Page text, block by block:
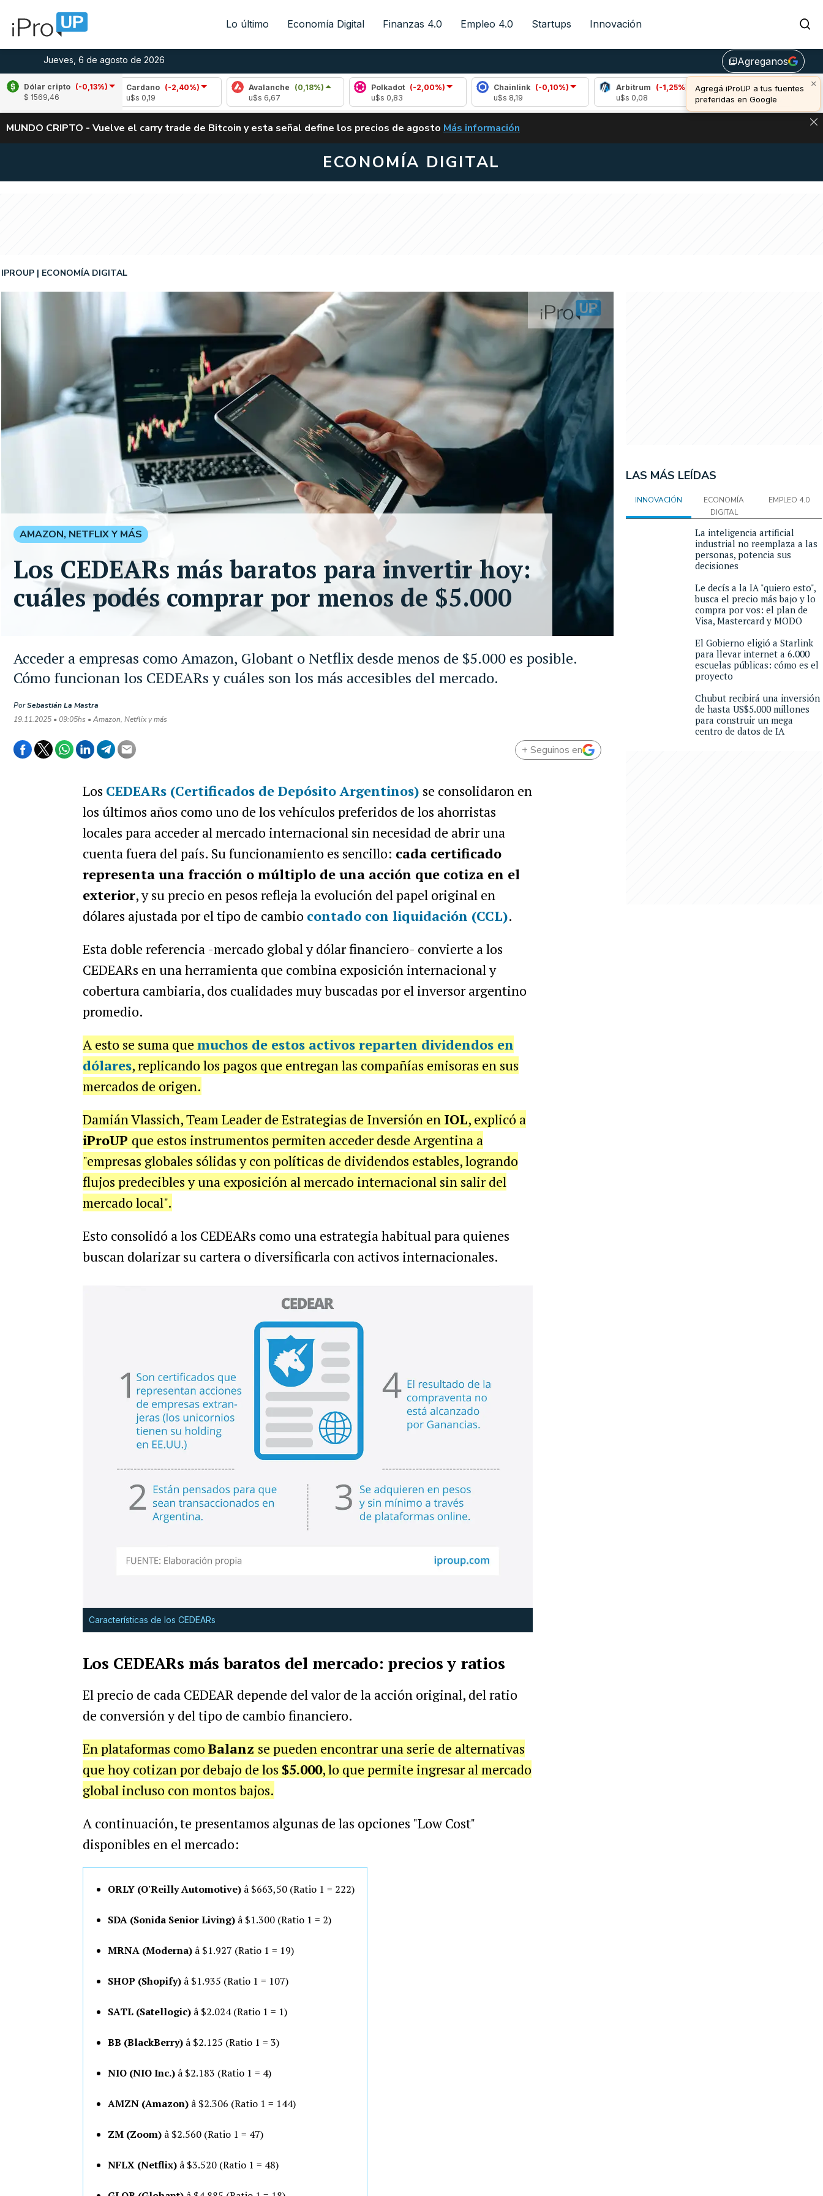
Lo último Economía Digital Finanzas 4.0 Empleo 4.0 Startups Innovación
Jueves, 6 de agosto de 2026 library_addAgreganos
×
Agregá iProUP a tus fuentes
preferidas en Google
Dólar cripto (-0,13%)
$ 1569,46
Cardano
(-2,40%)
Avalanche (0,18%)
Polkadot
(-2,00%)
Chainlink
(-0,10%)
Arbitrum
(-1,25%)
Bitcoin (1,00%)
u$s 64.833,00
ALERTA
MUNDO CRIPTO - Vuelve el carry trade de Bitcoin y esta señal define los precios de agosto VUELVE EL CARRY TRADE DE BITCOIN Y ESTA SEÑAL DEFINE LOS PRECIOS DE
Más información
ECONOMÍA DIGITAL
Acceder a empresas como Amazon, Globant o Netflix desde menos de $5.000 es posible.
Cómo funcionan los CEDEARs y cuáles son los más accesibles del mercado.
IPROUP ECONOMÍA DIGITAL
PorSebastián La Mastra
19.11.2025 • 09:05hs • Amazon, Netflix y más
AMAZON, NETFLIX Y MÁS
Los CEDEARs más baratos para invertir hoy:
cuáles podés comprar por menos de $5.000
+ Seguinos en
Los CEDEARs (Certificados de Depósito Argentinos) se consolidaron en
los últimos años como uno de los vehículos preferidos de los ahorristas
locales para acceder al mercado internacional sin necesidad de abrir una
cuenta fuera del país. Su funcionamiento es sencillo: cada certificado
representa una fracción o múltiplo de una acción que cotiza en el
exterior, y su precio en pesos refleja la evolución del papel original en
dólares ajustada por el tipo de cambio contado con liquidación (CCL).
Esta doble referencia -mercado global y dólar financiero- convierte a los
CEDEARs en una herramienta que combina exposición internacional y
cobertura cambiaria, dos cualidades muy buscadas por el inversor argentino
promedio.
A esto se suma que muchos de estos activos reparten dividendos en
dólares, replicando los pagos que entregan las compañías emisoras en sus
mercados de origen.
Damián Vlassich, Team Leader de Estrategias de Inversión en IOL, explicó a
iProUP que estos instrumentos permiten acceder desde Argentina a
"empresas globales sólidas y con políticas de dividendos estables, logrando
flujos predecibles y una exposición al mercado internacional sin salir del
mercado local".
Esto consolidó a los CEDEARs como una estrategia habitual para quienes
buscan dolarizar su cartera o diversificarla con activos internacionales.
Características de los CEDEARs
Los CEDEARs más baratos del mercado: precios y ratios
El precio de cada CEDEAR depende del valor de la acción original, del ratio
de conversión y del tipo de cambio financiero.
En plataformas como Balanz se pueden encontrar una serie de alternativas
que hoy cotizan por debajo de los $5.000, lo que permite ingresar al mercado
global incluso con montos bajos.
A continuación, te presentamos algunas de las opciones "Low Cost"
disponibles en el mercado:
ORLY (O'Reilly Automotive)â $663,50 (Ratio 1 = 222)
SDA (Sonida Senior Living)â $1.300 (Ratio 1 = 2)
MRNA (Moderna)â $1.927 (Ratio 1 = 19)
SHOP (Shopify)â $1.935 (Ratio 1 = 107)
SATL (Satellogic)â $2.024 (Ratio 1 = 1)
BB (BlackBerry)â $2.125 (Ratio 1 = 3)
NIO (NIO Inc.)â $2.183 (Ratio 1 = 4)
AMZN (Amazon)â $2.306 (Ratio 1 = 144)
ZM (Zoom)â $2.560 (Ratio 1 = 47)
NFLX (Netflix)â $3.520 (Ratio 1 = 48)
LAS MÁS LEÍDAS
INNOVACIÓN
ECONOMÍA
DIGITAL
EMPLEO 4.0
La inteligencia artificial
industrial no reemplaza a las
personas, potencia sus
decisiones
Le decís a la IA "quiero esto",
busca el precio más bajo y lo
compra por vos: el plan de
Visa, Mastercard y MODO
El Gobierno eligió a Starlink
para llevar internet a 6.000
escuelas públicas: cómo es el
proyecto
Chubut recibirá una inversión
de hasta US$5.000 millones
para construir un mega
centro de datos de IA